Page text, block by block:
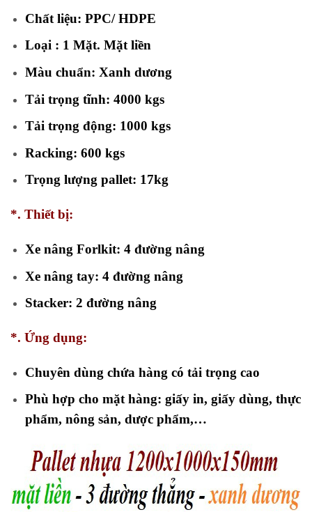
Chất liệu: PPC/ HDPE
Loại : 1 Mặt. Mặt liền
Màu chuẩn: Xanh dương
Tải trọng tĩnh: 4000 kgs
Tải trọng động: 1000 kgs
Racking: 600 kgs
Trọng lượng pallet: 17kg
*. Thiết bị:
Xe nâng Forlkit: 4 đường nâng
Xe nâng tay: 4 đường nâng
Stacker: 2 đường nâng
*. Ứng dụng:
Chuyên dùng chứa hàng có tải trọng cao
Phù hợp cho mặt hàng: giấy in, giấy dùng, thực
phẩm, nông sản, dược phẩm,…